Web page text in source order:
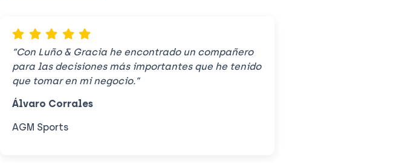
“Con Luño & Gracia he encontrado un compañero
para las decisiones más importantes que he tenido
que tomar en mi negocio.”
Álvaro Corrales
AGM Sports